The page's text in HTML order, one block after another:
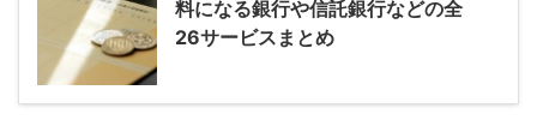
料になる銀行や信託銀行などの全
26サービスまとめ